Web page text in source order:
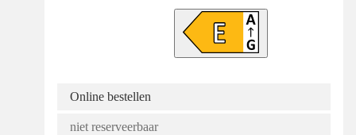
Online bestellen
niet reserveerbaar